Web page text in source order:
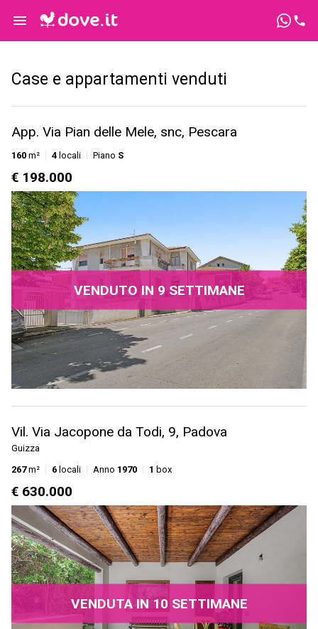
Case e appartamenti venduti
App. Via Pian delle Mele, snc, Pescara
160 m² 4 locali Piano S
€ 198.000
VENDUTO IN 9 SETTIMANE
Vil. Via Jacopone da Todi, 9, Padova
Guizza
267m² 6 locali Anno 1970 1 box
€ 630.000
VENDUTA IN 10 SETTIMANE